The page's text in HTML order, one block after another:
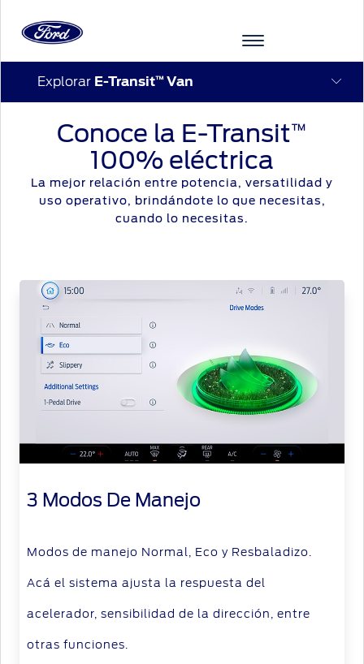
Acessibility
VEHÍCULOS
COTIZAR
COTIZAR
POSVENTA
MI
FORD
propietario
Conectividad
360
app
Assistance
Campañas
Seguridad
Protect
Guía de
REPUESTOS
Llantas
Accesorios
Repuestos
Originales
Motorcraft
FORD
PRO™
EXPERIENCIA
FORD
EXPERIENCIA
experiencias
Ford
Ford
app
Pilot360™
AGENDAMIENTO
ONLINE
Explorar E-Transit™ Van
Conoce la E-Transit™
100% eléctrica
La mejor relación entre potencia, versatilidad y
uso operativo, brindándote lo que necesitas,
cuando lo necesitas.
3 Modos De Manejo
Modos de manejo Normal, Eco y Resbaladizo.
Acá el sistema ajusta la respuesta del
acelerador, sensibilidad de la dirección, entre
otras funciones.